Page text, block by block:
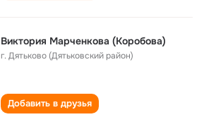
Виктория Марченкова (Коробова)
г. Дятьково (Дятьковский район)
Добавить в друзья